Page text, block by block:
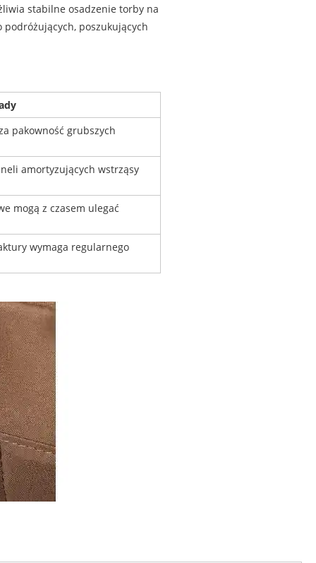
stabilne osadzenie torby na
poszukujących
pakowność grubszych
amortyzujących wstrząsy
mogą z czasem ulegać
wymaga regularnego